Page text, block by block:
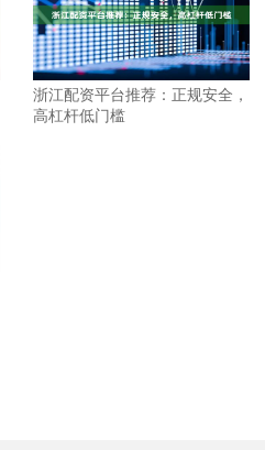
浙江配资平台推荐：正规安全，
高杠杆低门槛